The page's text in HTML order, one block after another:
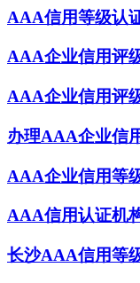
AAA信用等级认
AAA企业信用评
AAA企业信用评
办理AAA企业信
AAA企业信用等
AAA信用认证机
长沙AAA信用等